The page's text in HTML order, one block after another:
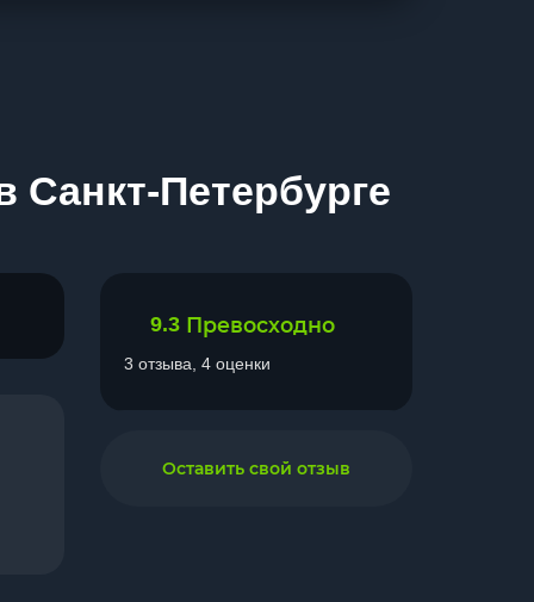
Петербурге
9.3 Превосходно
3 отзыва, 4 оценки
Оставить свой отзыв